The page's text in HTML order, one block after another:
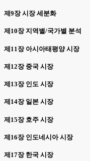
제9장 시장 세분화
제10장 지역별/국가별 분석
제11장 아시아태평양 시장
제12장 중국 시장
제13장 인도 시장
제14장 일본 시장
제15장 호주 시장
제16장 인도네시아 시장
제17장 한국 시장